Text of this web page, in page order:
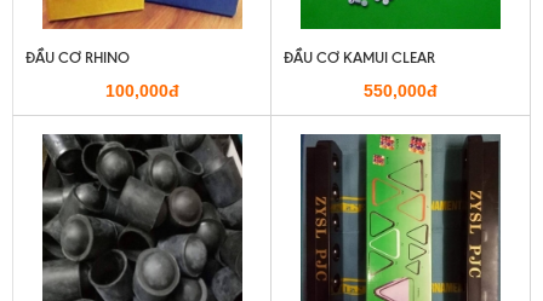
ĐẦU CƠ RHINO
100,000đ
ĐẦU CƠ KAMUI CLEAR
550,000đ